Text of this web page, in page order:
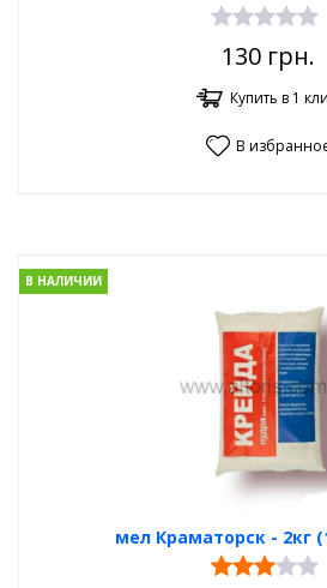
130 грн.
Купить в 1
В
мел Краматорск - 2кг
В НАЛИЧИИ